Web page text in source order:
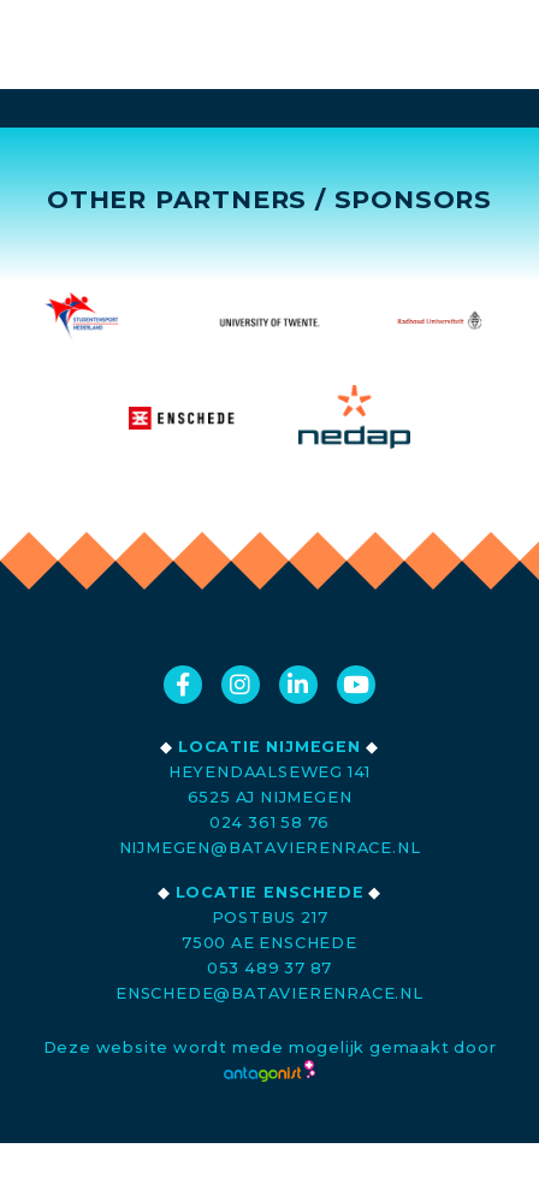
OTHER PARTNERS / SPONSORS
◆ LOCATIE NIJMEGEN ◆
HEYENDAALSEWEG 141
6525 AJ NIJMEGEN
024 361 58 76
NIJMEGEN@BATAVIERENRACE.NL
◆ LOCATIE ENSCHEDE ◆
POSTBUS 217
7500 AE ENSCHEDE
053 489 37 87
ENSCHEDE@BATAVIERENRACE.NL
Deze website wordt mede mogelijk gemaakt door